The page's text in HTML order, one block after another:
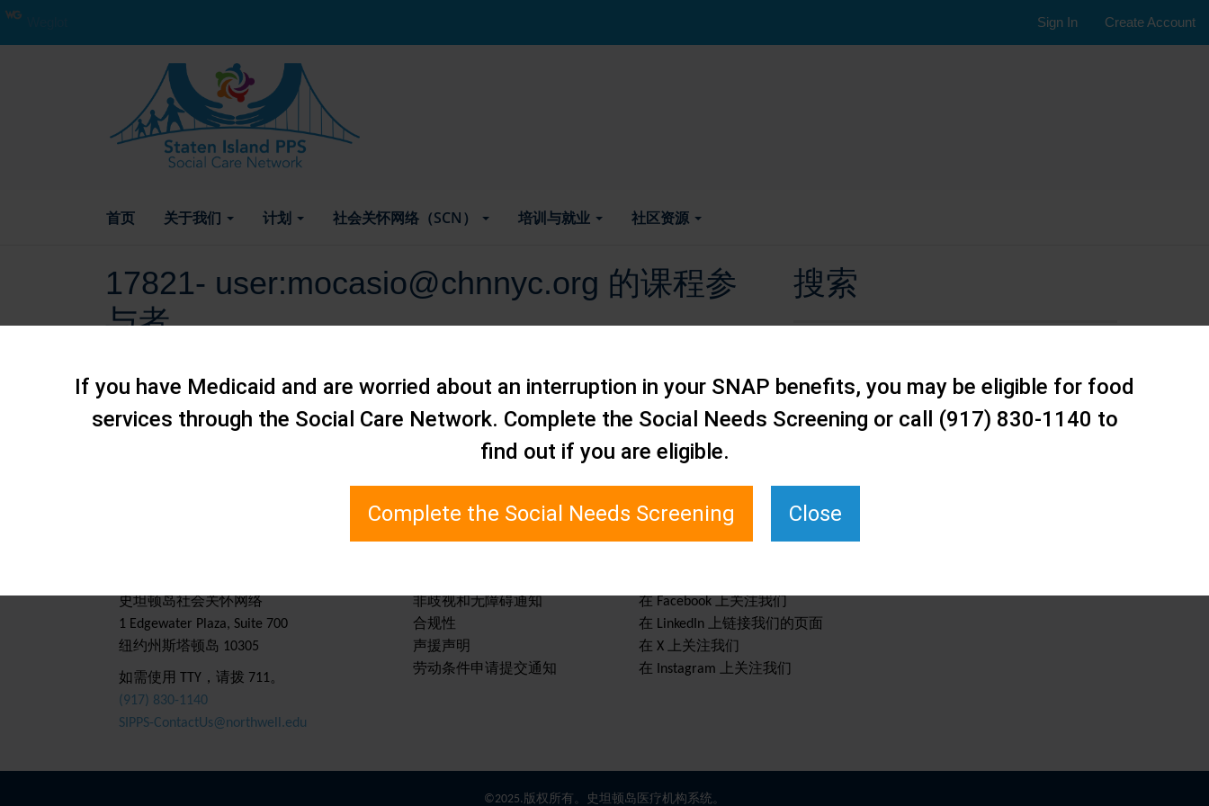
首页 关于我们 计划 社会关怀网络（SCN） 培训与就业 社区资源
17821- user:mocasio@chnnyc.org 的课程参
与者
2018 年 7 月 6 日 作者
倡议：
搜索
史坦顿岛社会关怀网络
1 Edgewater Plaza, Suite 700
纽约州斯塔顿岛 10305
如需使用 TTY，请拨 711。
(917) 830-1140
SIPPS-ContactUs@northwell.edu
非歧视和无障碍通知
合规性
声援声明
劳动条件申请提交通知
在 Facebook 上关注我们
在 LinkedIn 上链接我们的页面
在 X 上关注我们
在 Instagram 上关注我们
©2025.版权所有。史坦顿岛医疗机构系统。
Sign In Create Account
If you have Medicaid and are worried about an interruption in your SNAP benefits, you may be eligible for food
services through the Social Care Network. Complete the Social Needs Screening or call (917) 830-1140 to
find out if you are eligible.
Complete the Social Needs Screening Close